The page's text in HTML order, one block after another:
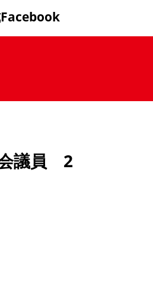
会議員 2